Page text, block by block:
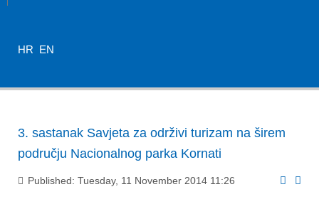
HR EN
3. sastanak Savjeta za održivi turizam na širem
području Nacionalnog parka Kornati
Published: Tuesday, 11 November 2014 11:26